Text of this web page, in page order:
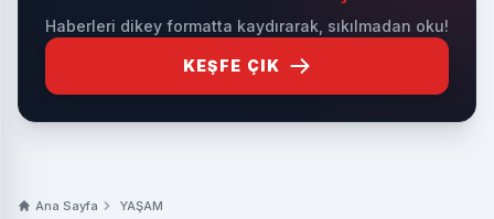
Haberleri dikey formatta kaydırarak, sıkılmadan oku!
KEŞFE ÇIK
Ana Sayfa YAŞAM